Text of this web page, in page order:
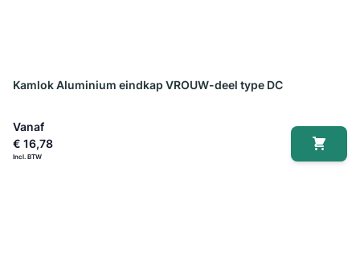
Kamlok Aluminium eindkap VROUW-deel type DC
Vanaf
€ 16,78